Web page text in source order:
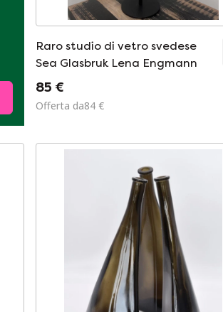
Raro studio di vetro svedese
Sea Glasbruk Lena Engmann
85 €
Offerta da84 €